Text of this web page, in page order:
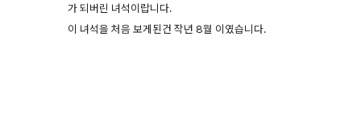
가 되버린 녀석이랍니다.
이 녀석을 처음 보게된건 작년 8월 이였습니다.